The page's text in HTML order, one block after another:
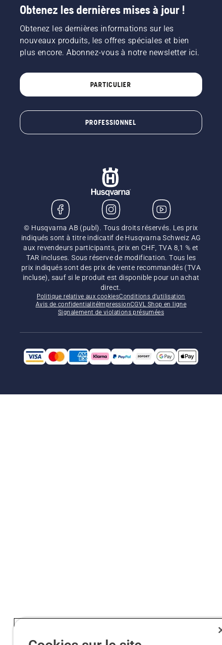
Obtenez les dernières mises à jour !
Obtenez les dernières informations sur les
nouveaux produits, les offres spéciales et bien
plus encore. Abonnez-vous à notre newsletter ici.
PARTICULIER
PROFESSIONNEL
© Husqvarna AB (publ). Tous droits réservés. Les prix
indiqués sont à titre indicatif de Husqvarna Schweiz AG
aux revendeurs participants, prix en CHF, TVA 8,1 % et
TAR incluses. Sous réserve de modification. Tous les
prix indiqués sont des prix de vente recommandés (TVA
incluse), sauf si le produit est disponible pour un achat
direct.
Politique relative aux cookiesConditions d'utilisation
Avis de confidentialité ImpressionCGVL Shop en ligne
Signalement de violations présumées